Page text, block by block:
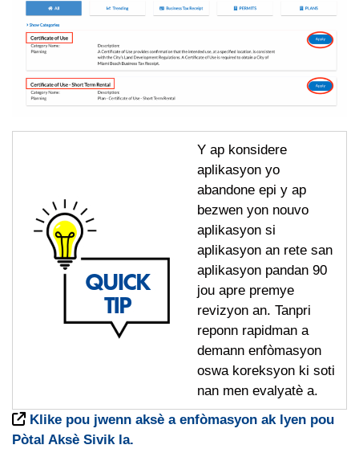
Y ap konsidere
aplikasyon yo
abandone epi y ap
bezwen yon nouvo
aplikasyon si
aplikasyon an rete san
aplikasyon pandan 90
jou apre premye
revizyon an. Tanpri
reponn rapidman a
demann enfòmasyon
oswa koreksyon ki soti
nan men evalyatè a.
Klike pou jwenn aksè a enfòmasyon ak lyen pou
Pòtal Aksè Sivik la.